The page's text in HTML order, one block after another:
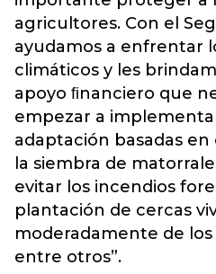
agricultores. Con el
ayudamos a enfrentar
climáticos y les
apoyo ﬁnanciero que
empezar a
adaptación basadas
la siembra de
evitar los incendios
plantación de cercas
moderadamente de los
entre otros”.